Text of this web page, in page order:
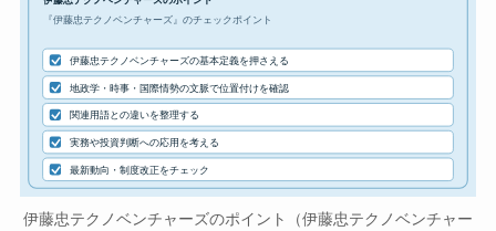
『伊藤忠テクノベンチャーズ』のチェックポイント
伊藤忠テクノベンチャーズの基本定義を押さえる
地政学・時事・国際情勢の文脈で位置付けを確認
関連用語との違いを整理する
実務や投資判断への応用を考える
最新動向・制度改正をチェック
伊藤忠テクノベンチャーズのポイント（伊藤忠テクノベンチャー